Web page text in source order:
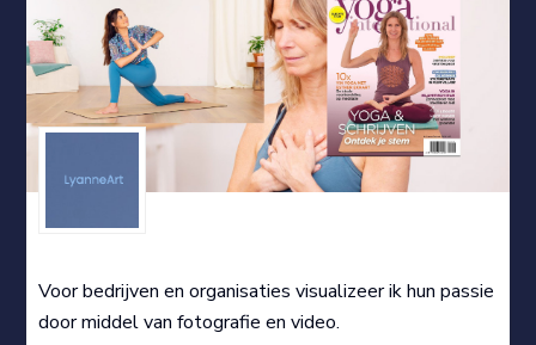
Voor bedrijven en organisaties visualizeer ik hun passie
door middel van fotografie en video.